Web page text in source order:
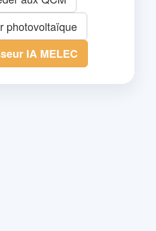
photovoltaïque
IA MELEC